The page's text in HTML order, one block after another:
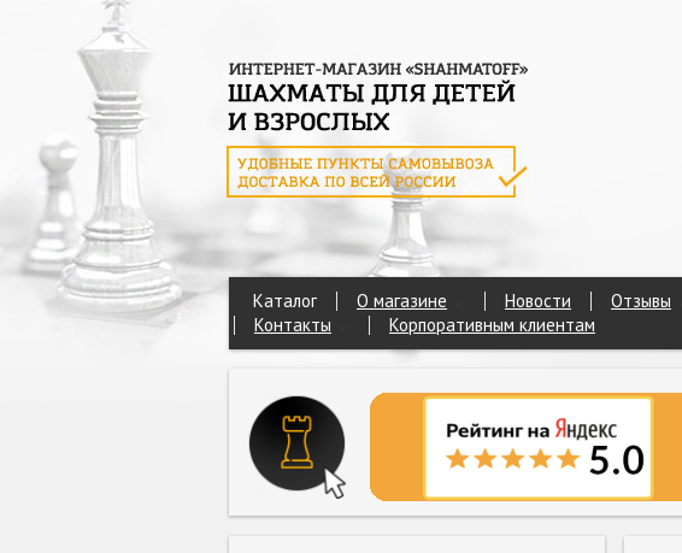
Каталог О магазине Новости Отзывы
Контакты
Корпоративным клиентам